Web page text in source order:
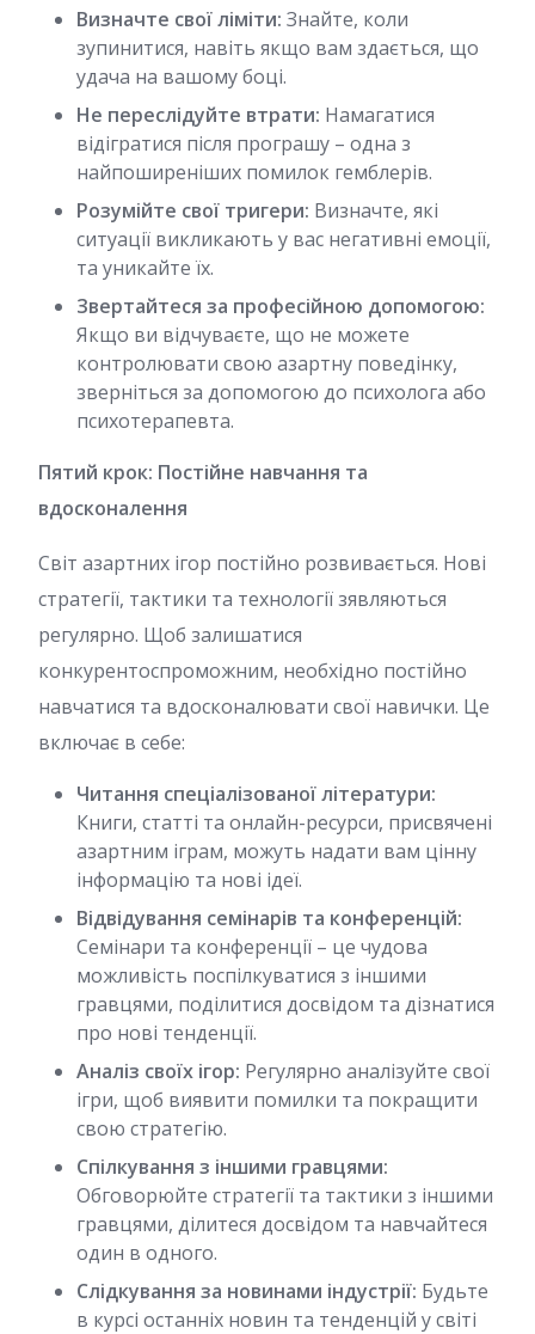
Визначте свої ліміти: Знайте, коли
зупинитися, навіть якщо вам здається, що
удача на вашому боці.
Не переслідуйте втрати: Намагатися
відігратися після програшу – одна з
найпоширеніших помилок гемблерів.
Розумійте свої тригери: Визначте, які
ситуації викликають у вас негативні емоції,
та уникайте їх.
Звертайтеся за професійною допомогою:
Якщо ви відчуваєте, що не можете
контролювати свою азартну поведінку,
зверніться за допомогою до психолога або
психотерапевта.
Пятий крок: Постійне навчання та
вдосконалення
Світ азартних ігор постійно розвивається. Нові
стратегії, тактики та технології зявляються
регулярно. Щоб залишатися
конкурентоспроможним, необхідно постійно
навчатися та вдосконалювати свої навички. Це
включає в себе:
Читання спеціалізованої літератури:
Книги, статті та онлайн-ресурси, присвячені
азартним іграм, можуть надати вам цінну
інформацію та нові ідеї.
Відвідування семінарів та конференцій:
Семінари та конференції – це чудова
можливість поспілкуватися з іншими
гравцями, поділитися досвідом та дізнатися
про нові тенденції.
Аналіз своїх ігор: Регулярно аналізуйте свої
ігри, щоб виявити помилки та покращити
свою стратегію.
Спілкування з іншими гравцями:
Обговорюйте стратегії та тактики з іншими
гравцями, ділитеся досвідом та навчайтеся
один в одного.
Слідкування за новинами індустрії: Будьте
в курсі останніх новин та тенденцій у світі